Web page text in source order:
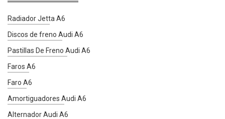
Radiador Jetta A6
Discos de freno Audi A6
Pastillas De Freno Audi A6
Faros A6
Faro A6
Amortiguadores Audi A6
Alternador Audi A6